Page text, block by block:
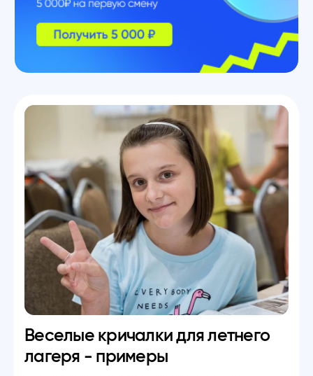
Веселые кричалки для летнего
лагеря - примеры